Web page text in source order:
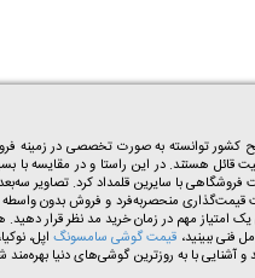
قائل هستند. در این راستا و در مقایسه
با سایرین قلمداد کرد. تصاویر
اینترنتی سیاست قیمت‌گذاری
فنی ببینید، قیمت گوشی سامسونگاپل،
با به روزترین گوشی‌های دنیا بهره‌مند